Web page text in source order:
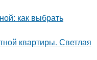
как выбрать
квартиры. Светлая